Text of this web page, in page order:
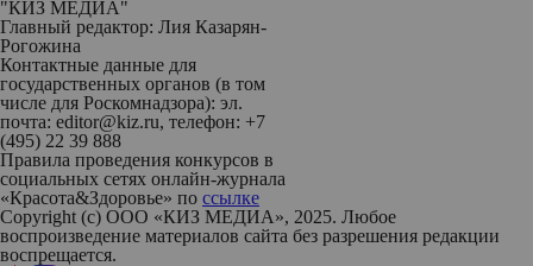
"КИЗ МЕДИА"
Главный редактор: Лия Казарян-
Рогожина
Контактные данные для
государственных органов (в том
числе для Роскомнадзора): эл.
почта: editor@kiz.ru, телефон: +7
(495) 22 39 888
Правила проведения конкурсов в
социальных сетях онлайн-журнала
«Красота&Здоровье» по ссылке
Copyright (с) ООО «КИЗ МЕДИА», 2025. Любое
воспроизведение материалов сайта без разрешения редакции
воспрещается.